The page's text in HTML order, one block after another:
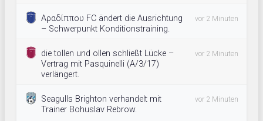
Αραδίππου FC ändert die Ausrichtung
– Schwerpunkt Konditionstraining.
vor 2 Minuten
die tollen und ollen schließt Lücke –
Vertrag mit Pasquinelli (A/3/17)
verlängert.
vor 2 Minuten
Seagulls Brighton verhandelt mit
Trainer Bohuslav Rebrow.
vor 2 Minuten